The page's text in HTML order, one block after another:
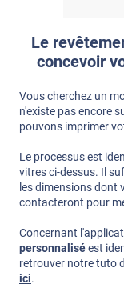
Le
concevoir
Vous cherchez un
n'existe pas encore
pouvons imprimer
Le processus est
vitres ci-dessus. Il
les dimensions dont
contacteront pour
Concernant
personnaliséest
retrouver notre tuto
ici.